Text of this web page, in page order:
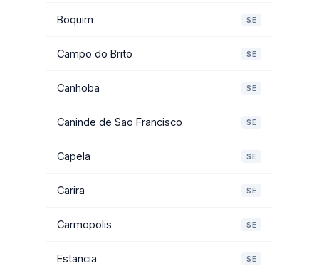
Boquim SE
Campo do Brito SE
Canhoba SE
Caninde de Sao Francisco SE
Capela SE
Carira SE
Carmopolis SE
Estancia SE